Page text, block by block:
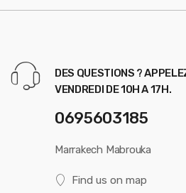
DES QUESTIONS ?
VENDREDI DE 10H A 17H.
0695603185
Marrakech Mabrouka
Find us on map